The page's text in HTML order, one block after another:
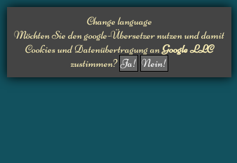
Change language
Möchten Sie den google-Übersetzer nutzen und damit
Cookies und Datenübertragung anGoogle LLC
zustimmen?Ja! Nein!